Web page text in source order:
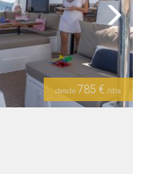
Next
desde785 € /día